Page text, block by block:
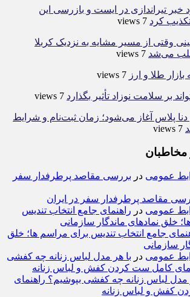
خبر تیراندازی در ایست و بازرسی این
کرد 7 views
وقتی از مسیر مشایه به نزدیک کربلا
می‌شد 7 views
طلا و ارز 7 views
بر سلامت نوزاد تأثیر بگذارد 7 views
پلاس آغاز می‌شود؛ زمان ثبت‌نام و شرایط
7 views
مخاطبان
عمومی در بررسی مقاصد پرطرفدار سفر
مقاصد پرطرفدار سفر در ایران
عمومی در راهنمای جامع انتخاب تندیس
خلق نمادهای ماندگار سازمانی
جامع انتخاب تندیس برای مراسم ها؛ خلق
سازمانی
عمومی در با هر مدل لباس زنانه چه کفشی
کامل ست کردن کفش و لباس زنانه
مدل لباس زنانه چه کفشی بپوشیم؟ راهنمای
کفش و لباس زنانه